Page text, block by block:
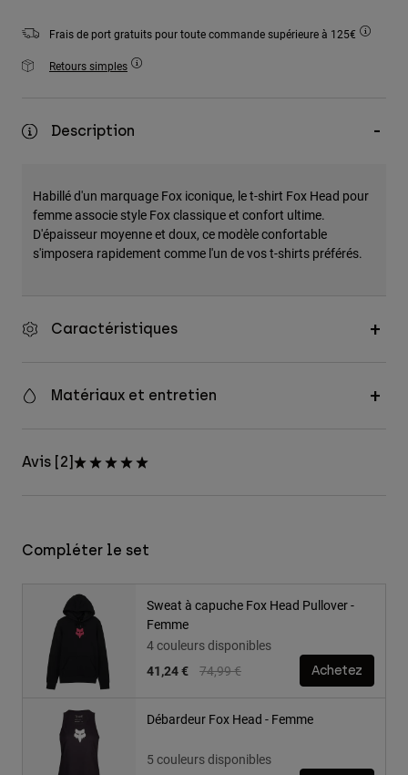
Voir tout
Frais de port gratuits pour toute commande supérieure à 125€
Retours simples
Description
Habillé d'un marquage Fox iconique, le t-shirt Fox Head pour
femme associe style Fox classique et confort ultime.
D'épaisseur moyenne et doux, ce modèle confortable
s'imposera rapidement comme l'un de vos t-shirts préférés.
Caractéristiques
Matériaux et entretien
Avis [2]
Compléter le set
Sweat à capuche Fox Head Pullover -
Femme
4 couleurs disponibles
Price reduced from
74,99 €to
41,24 € Achetez
Débardeur Fox Head - Femme
5 couleurs disponibles